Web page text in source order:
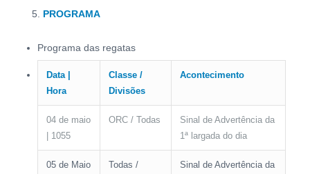
PROGRAMA
Programa das regatas
Data |
Hora
Classe /
Divisões
Acontecimento
04 de maio
| 1055
ORC / Todas
Sinal de Advertência da
1ª largada do dia
05 de Maio
Todas /
Sinal de Advertência da